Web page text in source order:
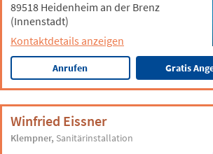
89518 Heidenheim an der Brenz
(Innenstadt)
Kontaktdetails anzeigen
Anrufen Gratis
Winfried Eissner
Klempner Sanitärinstallation